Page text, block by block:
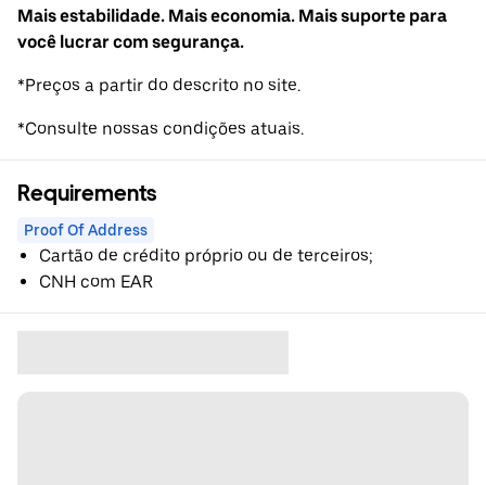
Mais estabilidade. Mais economia. Mais suporte para
você lucrar com segurança.
*Preços a partir do descrito no site.
*Consulte nossas condições atuais.
Requirements
Proof Of Address
Cartão de crédito próprio ou de terceiros;
CNH com EAR